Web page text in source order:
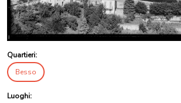
Quartieri:
Besso
Luoghi: